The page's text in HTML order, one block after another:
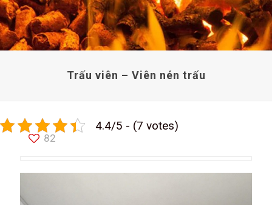
Trấu viên – Viên nén trấu
4.4/5 - (7 votes)
82